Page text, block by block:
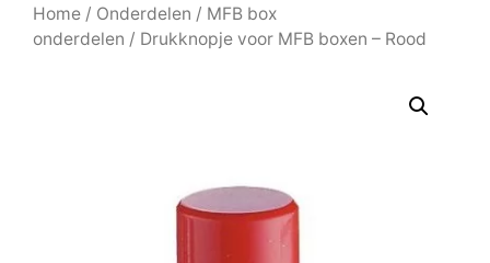
Home / Onderdelen / MFB box
onderdelen / Drukknopje voor MFB boxen – Rood